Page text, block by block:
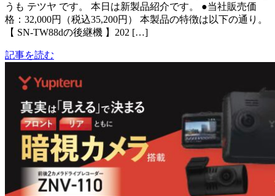
うも テツヤ です。 本日は新製品紹介です。 ●当社販売価
格：32,000円（税込35,200円） 本製品の特徴は以下の通り。
【 SN-TW88dの後継機 】202 […]
記事を読む